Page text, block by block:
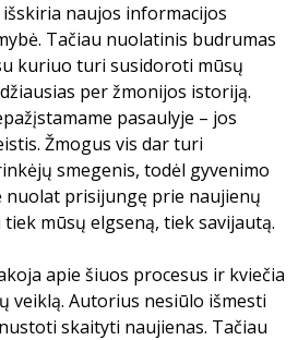
naujos informacijos
Tačiau nuolatinis budrumas
kuriuo turi susidoroti mūsų
per žmonijos istoriją.
pasaulyje – jos
Žmogus vis dar turi
smegenis, todėl gyvenimo
nuolat prisijungę prie naujienų
mūsų elgseną, tiek savijautą.
apie šiuos procesus ir kviečia
veiklą. Autorius nesiūlo išmesti
skaityti naujienas. Tačiau